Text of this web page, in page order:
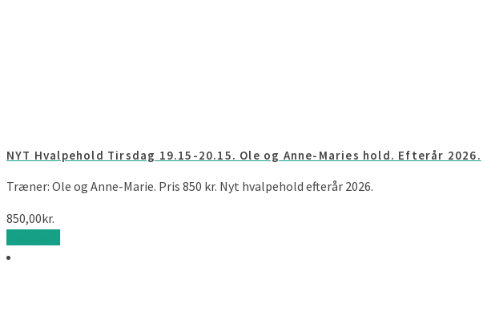
NYT Hvalpehold Tirsdag 19.15-20.15. Ole og Anne-Maries hold. Efterår 2026.
Træner: Ole og Anne-Marie. Pris 850 kr. Nyt hvalpehold efterår 2026.
850,00kr.